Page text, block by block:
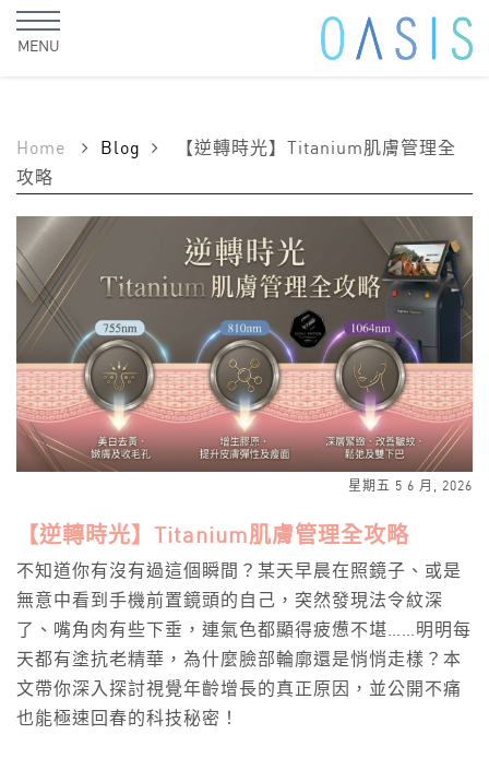
MENU
Home Blog
【逆轉時光】Titanium肌膚管理全
攻略
星期五 5 6 月, 2026
【逆轉時光】Titanium肌膚管理全攻略
不知道你有沒有過這個瞬間？某天早晨在照鏡子、或是
無意中看到手機前置鏡頭的自己，突然發現法令紋深
了、嘴角肉有些下垂，連氣色都顯得疲憊不堪……明明每
天都有塗抗老精華，為什麼臉部輪廓還是悄悄走樣？本
文帶你深入探討視覺年齡增長的真正原因，並公開不痛
也能極速回春的科技秘密！